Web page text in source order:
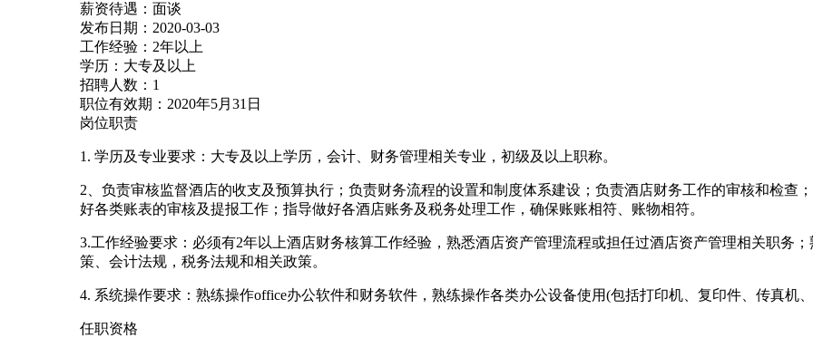
薪资待遇：面谈
发布日期：2020-03-03
工作经验：2年以上
学历：大专及以上
招聘人数：1
职位有效期：2020年5月31日
岗位职责
1. 学历及专业要求：大专及以上学历，会计、财务管理相关专业，初级及以上职称。
2、负责审核监督酒店的收支及预算执行；负责财务流程的设置和制度体系建设；负责酒店财务工作的审核和检查
好各类账表的审核及提报工作；指导做好各酒店账务及税务处理工作，确保账账相符、账物相符。
3.工作经验要求：必须有2年以上酒店财务核算工作经验，熟悉酒店资产管理流程或担任过酒店资产管理相关职务
策、会计法规，税务法规和相关政策。
4. 系统操作要求：熟练操作office办公软件和财务软件，熟练操作各类办公设备使用(包括打印机、复印件、传真机、
任职资格